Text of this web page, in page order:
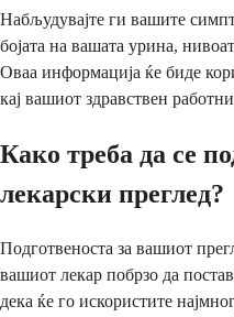
Набљудувајте ги вашите
бојата на вашата урина,
Оваа информација ќе биде
кај вашиот здравствен
Како треба да се
лекарски преглед?
Подготвеноста за вашиот
вашиот лекар побрзо да
дека ќе го искористите